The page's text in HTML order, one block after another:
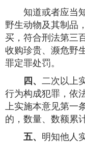
知道或者应当知
野生动物及其制品
买，符合刑法第三
收购珍贵、濒危野
罪定罪处罚。
四、 二次以上
行为构成犯罪，依
上实施本意见第一
的，数量、数额累
五、 明知他人